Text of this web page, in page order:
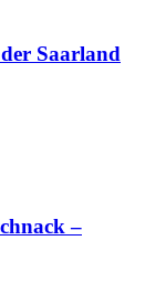
Saarland
–